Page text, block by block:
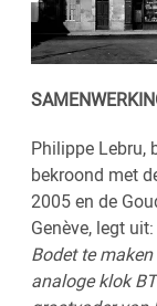
Philippe Lebru,
bekroond met
2005 en de
Genève, legt uit:
Bodet te
analoge klok